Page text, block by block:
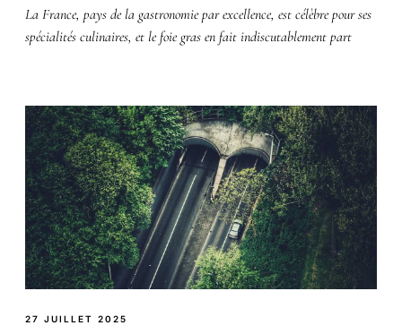
La France, pays de la gastronomie par excellence, est célèbre pour ses
spécialités culinaires, et le foie gras en fait indiscutablement part
27 JUILLET 2025